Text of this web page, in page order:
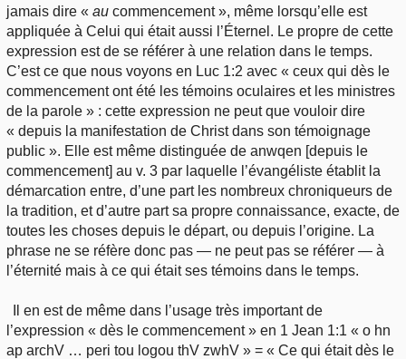
jamais dire « au commencement », même lorsqu’elle est
appliquée à Celui qui était aussi l’Éternel. Le propre de cette
expression est de se référer à une relation dans le temps.
C’est ce que nous voyons en Luc 1:2 avec « ceux qui dès le
commencement ont été les témoins oculaires et les ministres
de la parole » : cette expression ne peut que vouloir dire
« depuis la manifestation de Christ dans son témoignage
public ». Elle est même distinguée de anwqen [depuis le
commencement] au v. 3 par laquelle l’évangéliste établit la
démarcation entre, d’une part les nombreux chroniqueurs de
la tradition, et d’autre part sa propre connaissance, exacte, de
toutes les choses depuis le départ, ou depuis l’origine. La
phrase ne se réfère donc pas — ne peut pas se référer — à
l’éternité mais à ce qui était ses témoins dans le temps.
Il en est de même dans l’usage très important de
l’expression « dès le commencement » en 1 Jean 1:1 « o hn
ap archV … peri tou logou thV zwhV » = « Ce qui était dès le